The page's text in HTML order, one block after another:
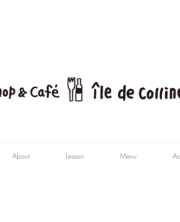
About Lesson Menu